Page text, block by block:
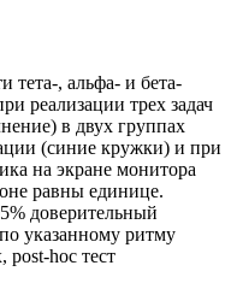
тета-, альфа- и бета-
реализации трех задач
в двух группах
(синие кружки) и при
на экране монитора
равны единице.
доверительный
указанному ритму
hoc тест